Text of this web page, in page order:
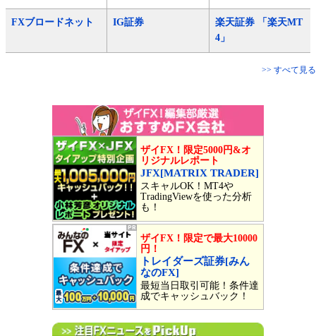
FXブロードネット IG証券
楽天証券 「楽天MT
4」
>> すべて見る
ザイFX！限定5000円&オ
リジナルレポート
JFX[MATRIX TRADER]
スキャルOK！MT4や
TradingViewを使った分析
も！
ザイFX！限定で最大10000
円！
トレイダーズ証券[みん
なのFX]
最短当日取引可能！条件達
成でキャッシュバック！